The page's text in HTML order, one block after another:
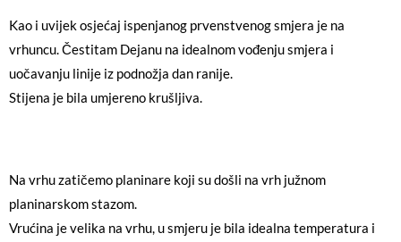
Kao i uvijek osjećaj ispenjanog prvenstvenog smjera je na
vrhuncu. Čestitam Dejanu na idealnom vođenju smjera i
uočavanju linije iz podnožja dan ranije.
Stijena je bila umjereno krušljiva.
Na vrhu zatičemo planinare koji su došli na vrh južnom
planinarskom stazom.
Vrućina je velika na vrhu, u smjeru je bila idealna temperatura i